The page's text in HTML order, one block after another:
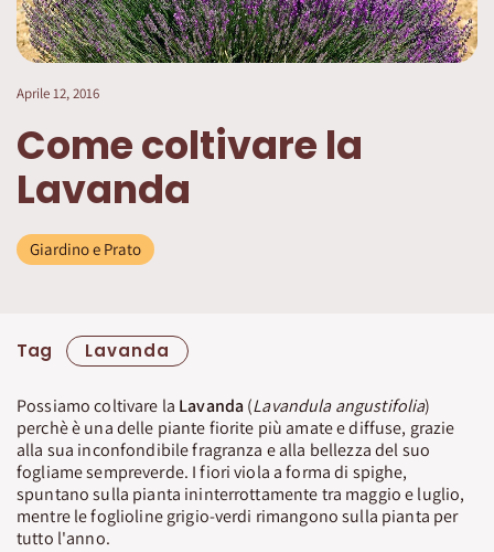
Aprile 12, 2016
Come coltivare la
Lavanda
Giardino e Prato
Tag Lavanda
Possiamo coltivare la Lavanda (Lavandula angustifolia)
perchè è una delle piante fiorite più amate e diffuse, grazie
alla sua inconfondibile fragranza e alla bellezza del suo
fogliame sempreverde. I fiori viola a forma di spighe,
spuntano sulla pianta ininterrottamente tra maggio e luglio,
mentre le foglioline grigio-verdi rimangono sulla pianta per
tutto l'anno.